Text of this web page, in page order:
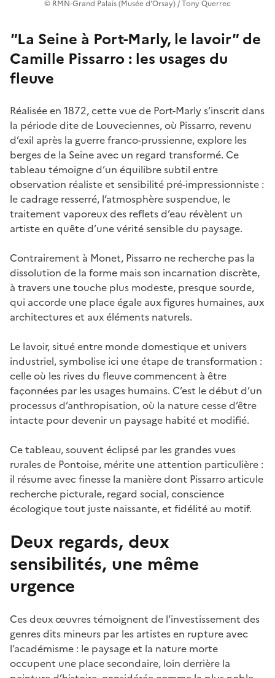
© RMN-Grand Palais (Musée d’Orsay) / Tony Querrec
"La Seine à Port-Marly, le lavoir"de
Camille Pissarro : les usages du
fleuve
Réalisée en 1872, cette vue de Port-Marly s’inscrit dans
la période dite de Louveciennes, où Pissarro, revenu
d’exil après la guerre franco-prussienne, explore les
berges de la Seine avec un regard transformé. Ce
tableau témoigne d’un équilibre subtil entre
observation réaliste et sensibilité pré-impressionniste :
le cadrage resserré, l’atmosphère suspendue, le
traitement vaporeux des reflets d’eau révèlent un
artiste en quête d’une vérité sensible du paysage.
Contrairement à Monet, Pissarro ne recherche pas la
dissolution de la forme mais son incarnation discrète,
à travers une touche plus modeste, presque sourde,
qui accorde une place égale aux figures humaines, aux
architectures et aux éléments naturels.
Le lavoir, situé entre monde domestique et univers
industriel, symbolise ici une étape de transformation :
celle où les rives du fleuve commencent à être
façonnées par les usages humains. C’est le début d’un
processus d’anthropisation, où la nature cesse d’être
intacte pour devenir un paysage habité et modifié.
Ce tableau, souvent éclipsé par les grandes vues
rurales de Pontoise, mérite une attention particulière :
il résume avec finesse la manière dont Pissarro articule
recherche picturale, regard social, conscience
écologique tout juste naissante, et fidélité au motif.
Deux regards, deux
sensibilités, une même
urgence
Ces deux œuvres témoignent de l’investissement des
genres dits mineurs par les artistes en rupture avec
l’académisme : le paysage et la nature morte
occupent une place secondaire, loin derrière la